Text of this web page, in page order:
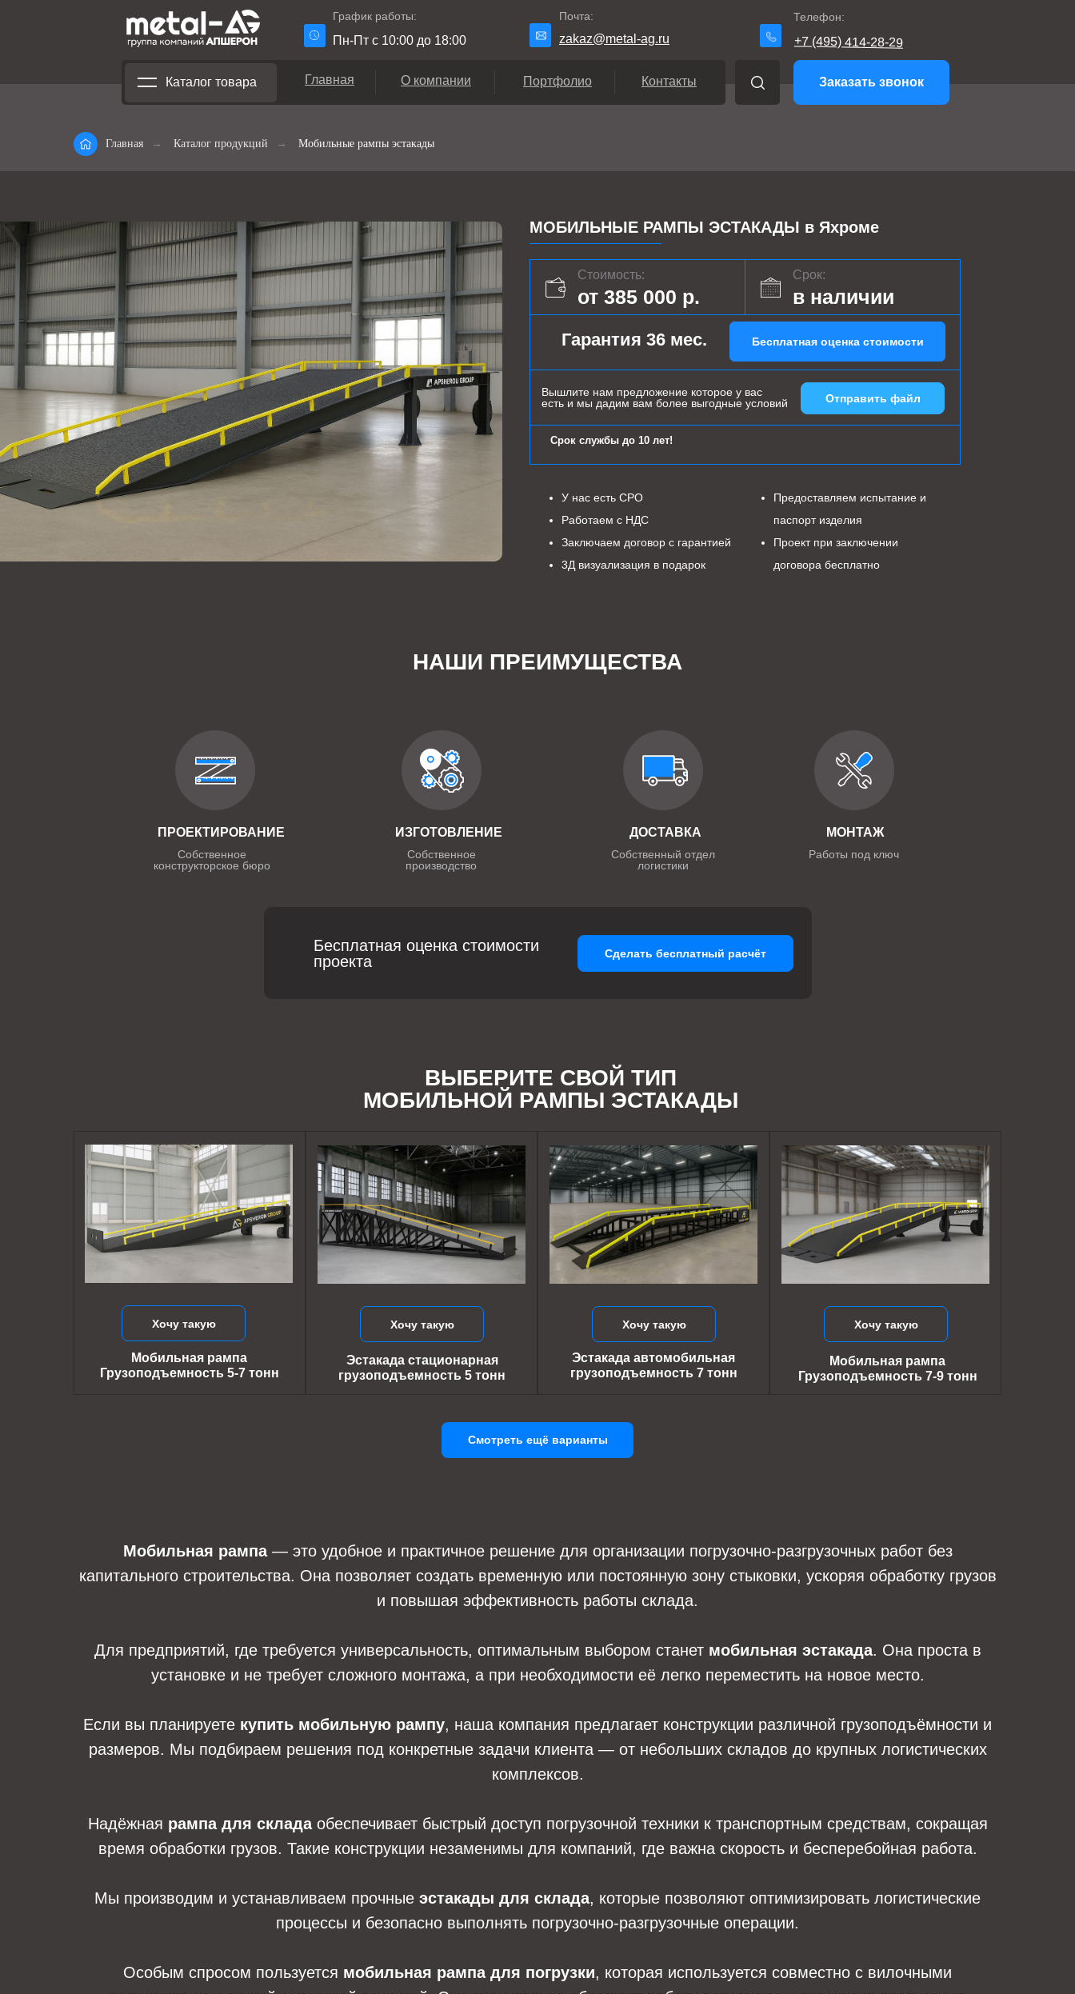
Телефон:
+7 (495) 414-28-29
Почта:
zakaz@metal-ag.ru
График работы:
Пн-Пт с 10:00 до 18:00
Каталог товара Контакты
Портфолио
О компании
Главная Заказать звонок
Главная → Каталог продукций → Мобильные рампы эстакады
МОБИЛЬНЫЕ РАМПЫ ЭСТАКАДЫ в Яхроме
Срок:
в наличии
Стоимость:
от 385 000 р.
Гарантия 36 мес. Бесплатная оценка стоимости
Вышлите нам предложение которое у вас
есть и мы дадим вам более выгодные условий
Срок службы до 10 лет!
Предоставляем испытание и
паспорт изделия
Проект при заключении
договора бесплатно
У нас есть СРО
Работаем с НДС
Заключаем договор с гарантией
3Д визуализация в подарок
Отправить файл
НАШИ ПРЕИМУЩЕСТВА
ПРОЕКТИРОВАНИЕ
Собственное
конструкторское бюро
ИЗГОТОВЛЕНИЕ
Собственное
производство
ДОСТАВКА
Собственный отдел
логистики
МОНТАЖ
Работы под ключ
Бесплатная оценка стоимости
проекта
Сделать бесплатный расчёт
ВЫБЕРИТЕ СВОЙ ТИП
МОБИЛЬНОЙ РАМПЫ ЭСТАКАДЫ
Хочу такую
Мобильная рампа
Грузоподъемность 7-9 тонн
Хочу такую
Эстакада автомобильная
грузоподъемность 7 тонн
Хочу такую
Эстакада стационарная
грузоподъемность 5 тонн
Хочу такую
Мобильная рампа
Грузоподъемность 5-7 тонн
Смотреть ещё варианты
Мобильная рампа— это удобное и практичное решение для организации погрузочно-разгрузочных работ без
капитального строительства. Она позволяет создать временную или постоянную зону стыковки, ускоряя обработку грузов
и повышая эффективность работы склада.
Для предприятий, где требуется универсальность, оптимальным выбором станет мобильная эстакада. Она проста в
установке и не требует сложного монтажа, а при необходимости её легко переместить на новое место.
Если вы планируете купить мобильную рампу, наша компания предлагает конструкции различной грузоподъёмности и
размеров. Мы подбираем решения под конкретные задачи клиента — от небольших складов до крупных логистических
комплексов.
Надёжная рампа для складаобеспечивает быстрый доступ погрузочной техники к транспортным средствам, сокращая
время обработки грузов. Такие конструкции незаменимы для компаний, где важна скорость и бесперебойная работа.
Мы производим и устанавливаем прочные эстакады для склада, которые позволяют оптимизировать логистические
процессы и безопасно выполнять погрузочно-разгрузочные операции.
Особым спросом пользуется мобильная рампа для погрузки, которая используется совместно с вилочными